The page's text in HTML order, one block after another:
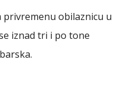
privremenu obilaznicu u
iznad tri i po tone